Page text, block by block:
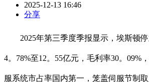
2025-12-13 16:46
分享
2025年第三季度季报显示，埃斯顿停
4。78%至12。55亿元，毛利率30。09%
服系统市占率国内第一，笼盖伺服节制